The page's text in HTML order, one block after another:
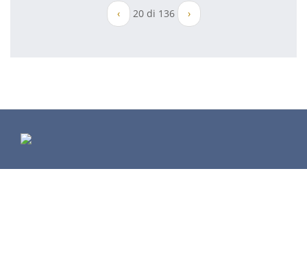
‹
20 di 136 ›